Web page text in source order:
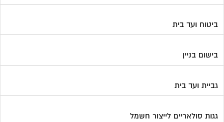
ביטוח ועד בית
בישום בניין
גביית ועד בית
גגות סולאריים לייצור חשמל